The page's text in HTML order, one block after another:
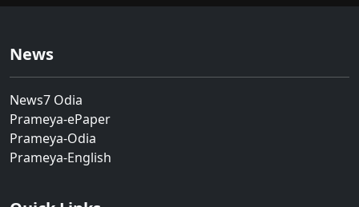
News
News7 Odia
Prameya-ePaper
Prameya-Odia
Prameya-English